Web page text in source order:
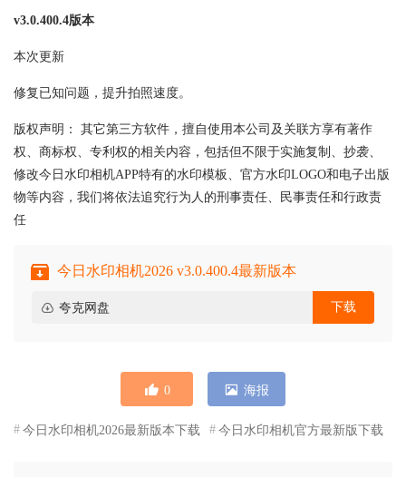
v3.0.400.4版本
本次更新
修复已知问题，提升拍照速度。
版权声明： 其它第三方软件，擅自使用本公司及关联方享有著作
权、商标权、专利权的相关内容，包括但不限于实施复制、抄袭、
修改今日水印相机APP特有的水印模板、官方水印LOGO和电子出版
物等内容，我们将依法追究行为人的刑事责任、民事责任和行政责
任
今日水印相机2026 v3.0.400.4最新版本
夸克网盘 下载
0 海报
今日水印相机2026最新版本下载 今日水印相机官方最新版下载